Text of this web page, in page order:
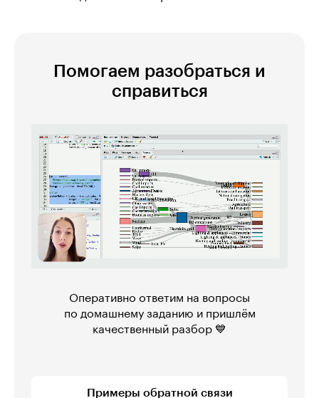
Помогаем разобраться и
справиться
Оперативно ответим на вопросы
по домашнему заданию и пришлём
качественный разбор 💙
Примеры обратной связи